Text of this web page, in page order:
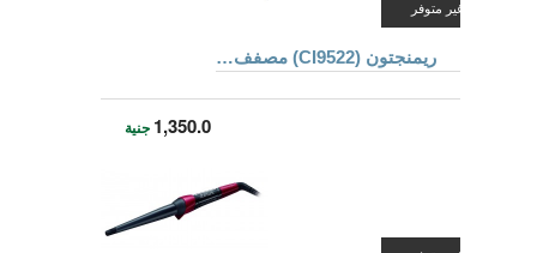
غير متوفر
ريمنجتون (CI9522) مصفف الشعر
1,350.0 جنية